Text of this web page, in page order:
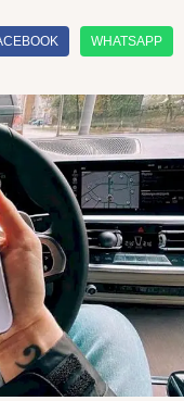
WHATSAPP